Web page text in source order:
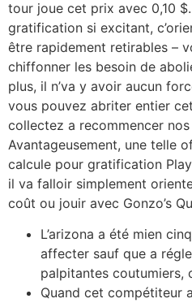
tour joue cet prix avec 0,10
gratification si excitant,
être rapidement retirables –
chiffonner les besoin de
plus, il n’va y avoir aucun
vous pouvez abriter entier
collectez a recommencer
Avantageusement, une telle
calcule pour gratification
il va falloir simplement
coût ou jouir avec Gonzo’s
L’arizona a été mien
affecter sauf que a
palpitantes coutumiers,
Quand cet compétiteur